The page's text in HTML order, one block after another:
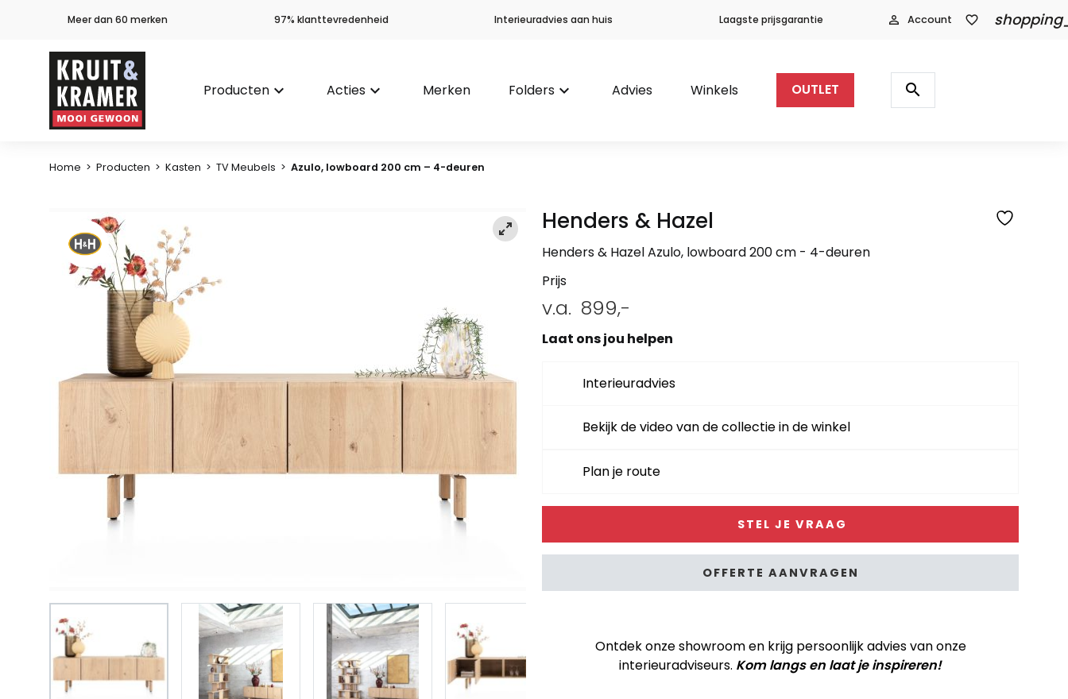
Meer dan 60 merken 97% klanttevredenheid Interieuradvies aan huis Laagste prijsgarantie person_outline Account favorite_border
Producten keyboard_arrow_down Acties keyboard_arrow_down Merken Folders keyboard_arrow_down Advies Winkels OUTLET
Producten
zoeken
search
Home > Producten > Kasten > TV Meubels > Azulo, lowboard 200 cm – 4-deuren
Henders & Hazel
Henders & Hazel Azulo, lowboard 200 cm - 4-deuren
Prijs
v.a. 899,-
Laat ons jou helpen
Interieuradvies
Bekijk de video van de collectie in de winkel
Plan je route
STEL JE VRAAG
OFFERTE AANVRAGEN
Ontdek onze showroom en krijg persoonlijk advies van onze
interieuradviseurs. Kom langs en laat je inspireren!